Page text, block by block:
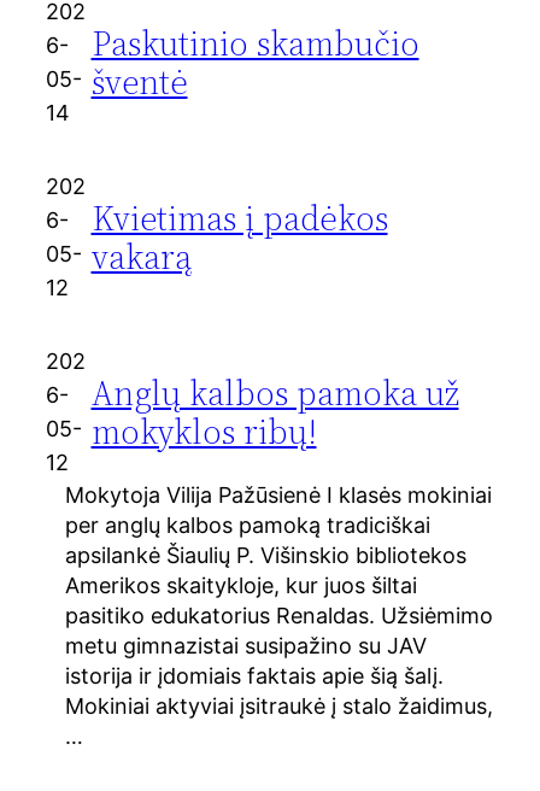
202
6-
05-
14
Paskutinio skambučio
šventė
202
6-
05-
12
Kvietimas į padėkos
vakarą
202
6-
05-
12
Anglų kalbos pamoka už
mokyklos ribų!
Mokytoja Vilija Pažūsienė I klasės mokiniai
per anglų kalbos pamoką tradiciškai
apsilankė Šiaulių P. Višinskio bibliotekos
Amerikos skaitykloje, kur juos šiltai
pasitiko edukatorius Renaldas. Užsiėmimo
metu gimnazistai susipažino su JAV
istorija ir įdomiais faktais apie šią šalį.
Mokiniai aktyviai įsitraukė į stalo žaidimus,
…